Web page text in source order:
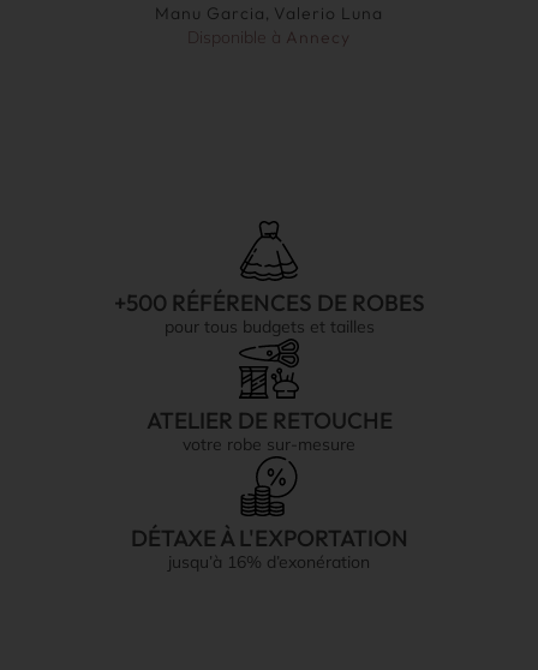
Manu Garcia, Valerio Luna
Disponible à Annecy
+500 RÉFÉRENCES DE ROBES
pour tous budgets et tailles
ATELIER DE RETOUCHE
votre robe sur-mesure
DÉTAXE À L'EXPORTATION
jusqu’à 16% d’exonération